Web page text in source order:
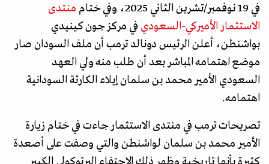
في 19 نوفمبر/تشرين الثاني 2025، وفي ختام
منتدى
الاستثمار الأميركي-السعودي في مركز جون كينيدي
بواشنطن، أعلن الرئيس دونالد ترمب أن ملف السودان صار
موضع اهتمامه المباشر بعد أن طلب منه ولي العهد
السعودي الأمير محمد بن سلمان إيلاء الكارثة السودانية
اهتمامه.
تصريحات ترمب في منتدى الاستثمار جاءت في ختام زيارة
الأمير محمد بن سلمان لواشنطن والتي وصفت على أصعدة